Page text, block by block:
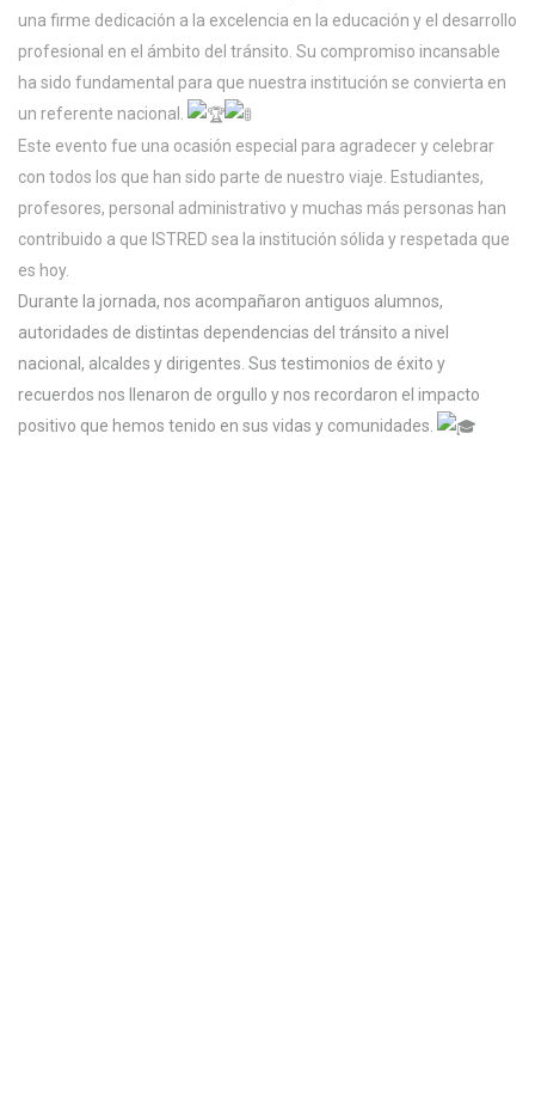
una firme dedicación a la excelencia en la educación y el desarrollo
profesional en el ámbito del tránsito. Su compromiso incansable
ha sido fundamental para que nuestra institución se convierta en
un referente nacional.
Este evento fue una ocasión especial para agradecer y celebrar
con todos los que han sido parte de nuestro viaje. Estudiantes,
profesores, personal administrativo y muchas más personas han
contribuido a que ISTRED sea la institución sólida y respetada que
es hoy.
Durante la jornada, nos acompañaron antiguos alumnos,
autoridades de distintas dependencias del tránsito a nivel
nacional, alcaldes y dirigentes. Sus testimonios de éxito y
recuerdos nos llenaron de orgullo y nos recordaron el impacto
positivo que hemos tenido en sus vidas y comunidades.